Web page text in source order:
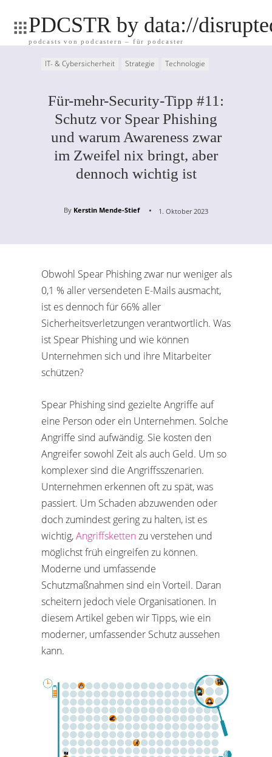
PDCSTR by data://
podcasts von podcastern – für podcaster
IT- & Cybersicherheit Strategie Technologie
Für-mehr-Security-Tipp #11:
Schutz vor Spear Phishing
und warum Awareness zwar
im Zweifel nix bringt, aber
dennoch wichtig ist
By Kerstin Mende-Stief 1. Oktober 2023
Obwohl Spear Phishing zwar nur weniger als
0,1 % aller versendeten E-Mails ausmacht,
ist es dennoch für 66% aller
Sicherheitsverletzungen verantwortlich. Was
ist Spear Phishing und wie können
Unternehmen sich und ihre Mitarbeiter
schützen?
Spear Phishing sind gezielte Angriffe auf
eine Person oder ein Unternehmen. Solche
Angriffe sind aufwändig. Sie kosten den
Angreifer sowohl Zeit als auch Geld. Um so
komplexer sind die Angriffsszenarien.
Unternehmen erkennen oft zu spät, was
passiert. Um Schaden abzuwenden oder
doch zumindest gering zu halten, ist es
wichtig,Angriffskettenzu verstehen und
möglichst früh eingreifen zu können.
Moderne und umfassende
Schutzmaßnahmen sind ein Vorteil. Daran
scheitern jedoch viele Organisationen. In
diesem Artikel geben wir Tipps, wie ein
moderner, umfassender Schutz aussehen
kann.